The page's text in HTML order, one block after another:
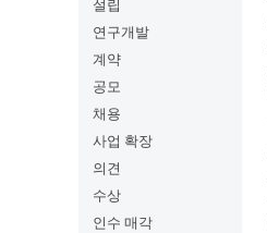
설립
연구개발
계약
공모
채용
사업 확장
의견
수상
인수 매각